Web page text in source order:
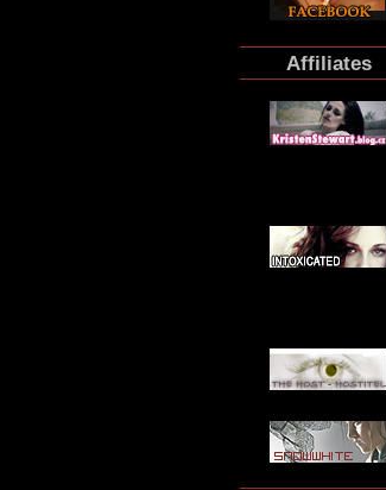
Affiliates